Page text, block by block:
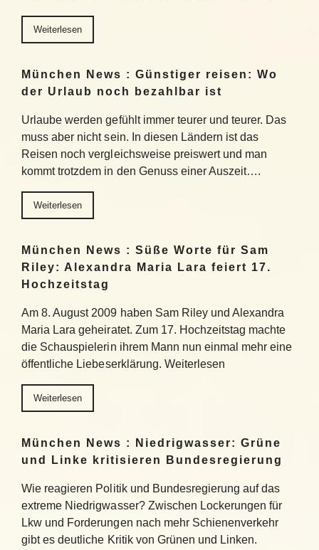
Weiterlesen
München News : Günstiger reisen: Wo
der Urlaub noch bezahlbar ist
Urlaube werden gefühlt immer teurer und teurer. Das
muss aber nicht sein. In diesen Ländern ist das
Reisen noch vergleichsweise preiswert und man
kommt trotzdem in den Genuss einer Auszeit….
Weiterlesen
München News : Süße Worte für Sam
Riley: Alexandra Maria Lara feiert 17.
Hochzeitstag
Am 8. August 2009 haben Sam Riley und Alexandra
Maria Lara geheiratet. Zum 17. Hochzeitstag machte
die Schauspielerin ihrem Mann nun einmal mehr eine
öffentliche Liebeserklärung. Weiterlesen
Weiterlesen
München News : Niedrigwasser: Grüne
und Linke kritisieren Bundesregierung
Wie reagieren Politik und Bundesregierung auf das
extreme Niedrigwasser? Zwischen Lockerungen für
Lkw und Forderungen nach mehr Schienenverkehr
gibt es deutliche Kritik von Grünen und Linken.